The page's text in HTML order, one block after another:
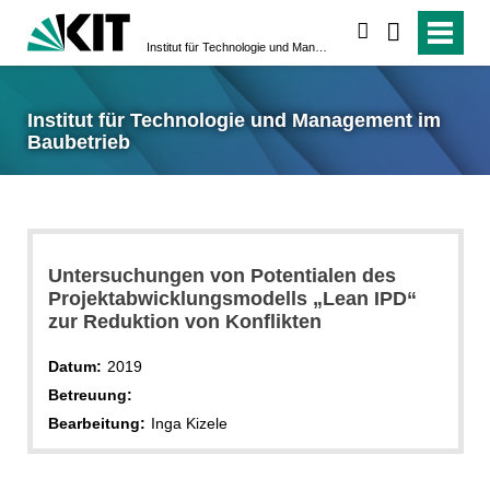
Institut für Technologie und Management im
Baubetrieb
Untersuchungen von Potentialen des
Projektabwicklungsmodells „Lean IPD“
zur Reduktion von Konflikten
Datum: 2019
Betreuung:
Bearbeitung: Inga Kizele